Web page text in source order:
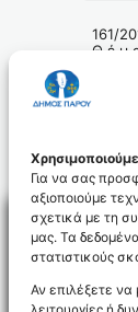
Για να σας
αξιοποιούμε
σχετικά με τη
μας. Τα
στατιστικούς
Αν επιλέξετε
161/
Θ έ μ